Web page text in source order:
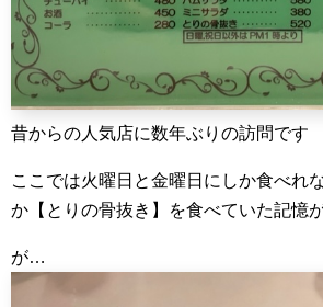
昔からの人気店に数年ぶりの訪問です
ここでは火曜日と金曜日にしか食べれ
か【とりの骨抜き】を食べていた記憶
が…